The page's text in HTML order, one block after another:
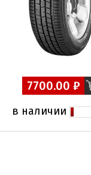
7700.00 ₽
в наличии